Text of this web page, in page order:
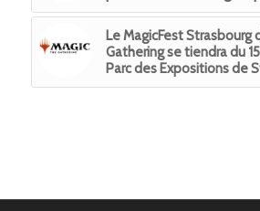
Le MagicFest Strasbourg
Gathering se tiendra du
Parc des Expositions de